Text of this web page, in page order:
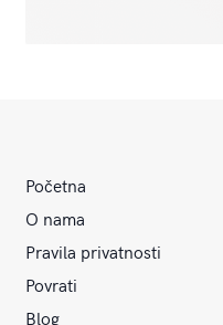
Početna
O nama
Pravila privatnosti
Povrati
Blog